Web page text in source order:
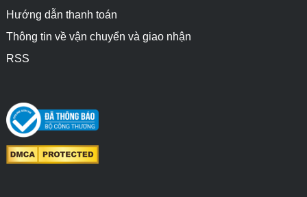
Hướng dẫn thanh toán
Thông tin về vận chuyển và giao nhận
RSS